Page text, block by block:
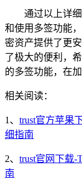
通过以上详
和使用多签功能
密资产提供了更
了极大的便利，
的多签功能，在
相关阅读：
1、 trust官方苹果
细指南
2、 trust官网下载-
南